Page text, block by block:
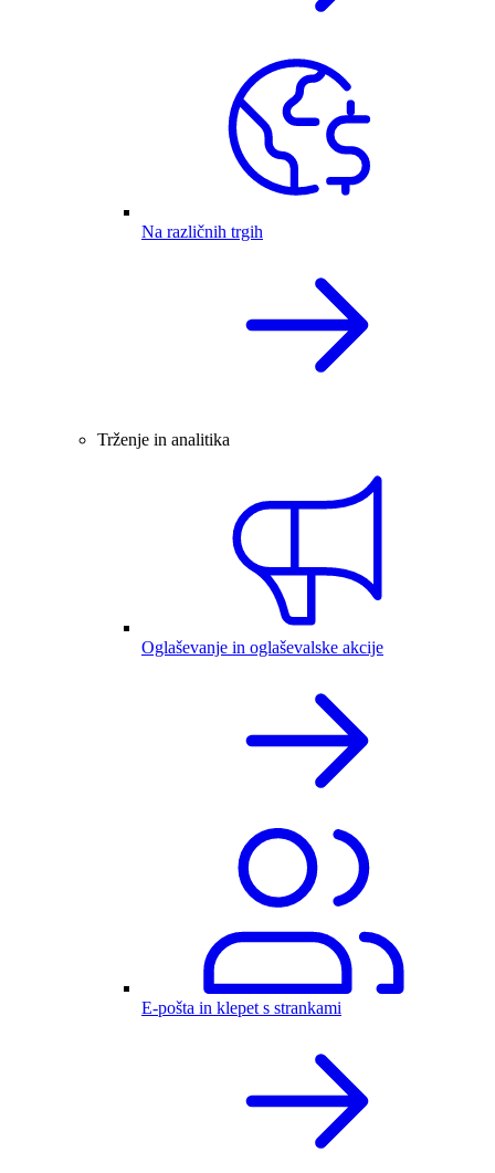
Na različnih trgih
Trženje in analitika
Oglaševanje in oglaševalske akcije
E-pošta in klepet s strankami